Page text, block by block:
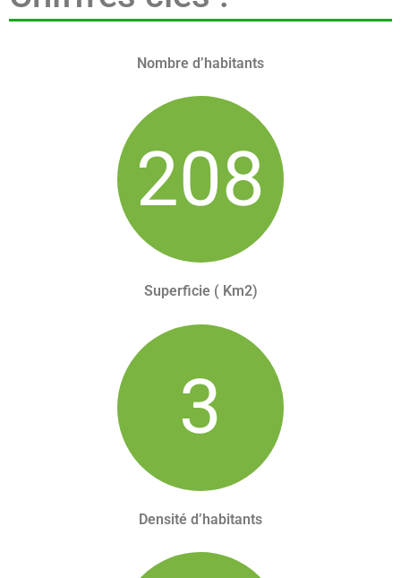
Nombre d’habitants
245
Superficie ( Km2)
3
Densité d’habitants